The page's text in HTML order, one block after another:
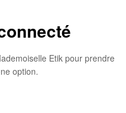
Etik pour prendre
option.